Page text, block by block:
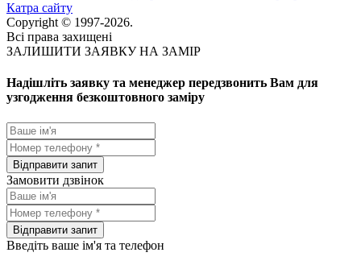
Катра сайту
Copyright © 1997-2026.
Всі права захищені
ЗАЛИШИТИ ЗАЯВКУ НА ЗАМІР
Надішліть заявку та менеджер передзвонить Вам для
узгодження безкоштовного заміру
Замовити дзвінок
Введіть ваше ім'я та телефон